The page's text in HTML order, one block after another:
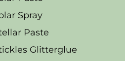
Spray
Paste
Glitterglue